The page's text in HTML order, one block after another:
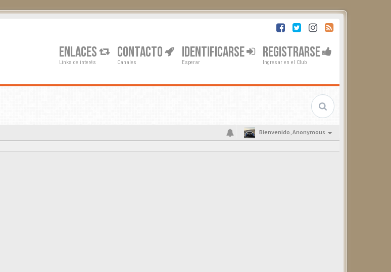
ENLACES
Links de interés
CONTACTO
Canales
IDENTIFICARSE
Esperar
REGISTRARSE
Ingresar en el Club
Bienvenido,Anonymous